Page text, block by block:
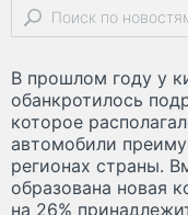
В прошлом году у
обанкротилось
которое
автомобили
регионах страны.
образована новая
на 26%